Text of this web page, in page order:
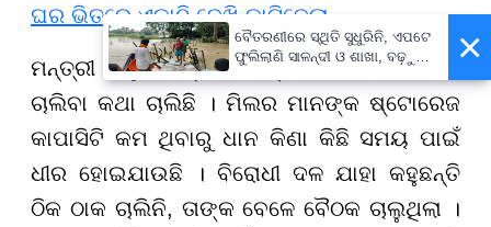
ଘର ଭିତରେ ଏକାଠି ଦେଖି କାଟିଦେଲା...
ମନ୍ତ୍ରୀ ଆହୁରି ମଧ୍ୟ କହିଛନ୍ତି, ଧାନ କିଣା ଯେମିତି
ଚାଲିବା କଥା ଚାଲିଛି । ମିଲର ମାନଙ୍କ ଷ୍ଟୋରେଜ
କାପାସିଟି କମ ଥିବାରୁ ଧାନ କିଣା କିଛି ସମୟ ପାଇଁ
ଧୀର ହୋଇଯାଉଛି । ବିରୋଧୀ ଦଳ ଯାହା କହୁଛନ୍ତି
ଠିକ ଠାକ ଚାଲିନି, ତାଙ୍କ ବେଳେ ବୈଠକ ଚାଲୁଥିଲା ।
×
ବୈତରଣୀରେ ସ୍ଥିତି ସୁଧୁରିନି, ଏପଟେ
ଫୁଲିଲାଣି ସାଳନ୍ଦୀ ଓ ଶାଖା, ବଢ଼ୁଛି